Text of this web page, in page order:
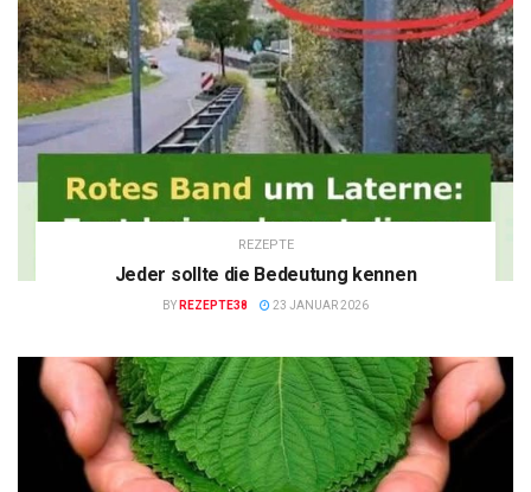
REZEPTE
Jeder sollte die Bedeutung kennen
BY REZEPTE38 23 JANUAR 2026